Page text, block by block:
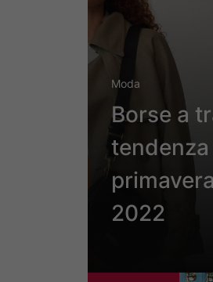
Moda
Borse a
2022